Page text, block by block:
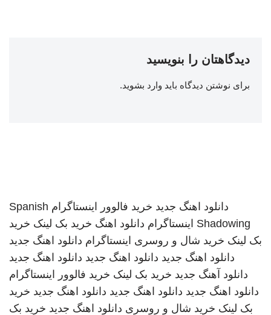
دیدگاهتان را بنویسید
برای نوشتن دیدگاه باید وارد بشوید.
دانلود اهنگ جدید خرید فالوور اینستاگرام Spanish
Shadowing اینستاگرام دانلود اهنگ خرید بک لینک خرید
بک لینک خرید شال و روسری اینستاگرام دانلود اهنگ جدید
دانلود اهنگ جدید دانلود اهنگ جدید دانلود اهنگ جدید
دانلود آهنگ جدید خرید بک لینک خرید فالوور اینستاگرام
دانلود اهنگ جدید دانلود اهنگ جدید دانلود اهنگ جدید خرید
بک لینک خرید شال و روسری دانلود اهنگ جدید خرید بک